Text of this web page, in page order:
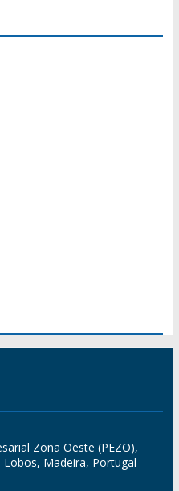
Zona Oeste (PEZO),
Lobos, Madeira, Portugal